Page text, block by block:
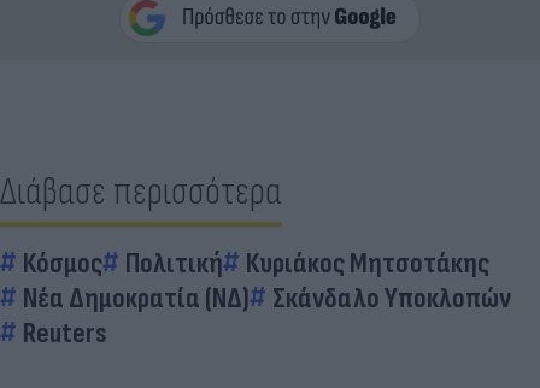
Διάβασε περισσότερα
Κόσμος Πολιτική
Κυριάκος Μητσοτάκης
Νέα Δημοκρατία (ΝΔ)
Σκάνδαλο Υποκλοπών
Reuters